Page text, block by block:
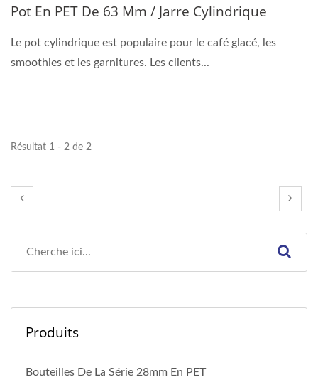
Pot En PET De 63 Mm / Jarre Cylindrique
Le pot cylindrique est populaire pour le café glacé, les
smoothies et les garnitures. Les clients...
Résultat 1 - 2 de 2
Produits
Bouteilles De La Série 28mm En PET